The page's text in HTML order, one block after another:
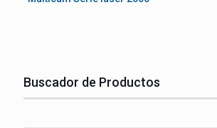
Buscador de Productos